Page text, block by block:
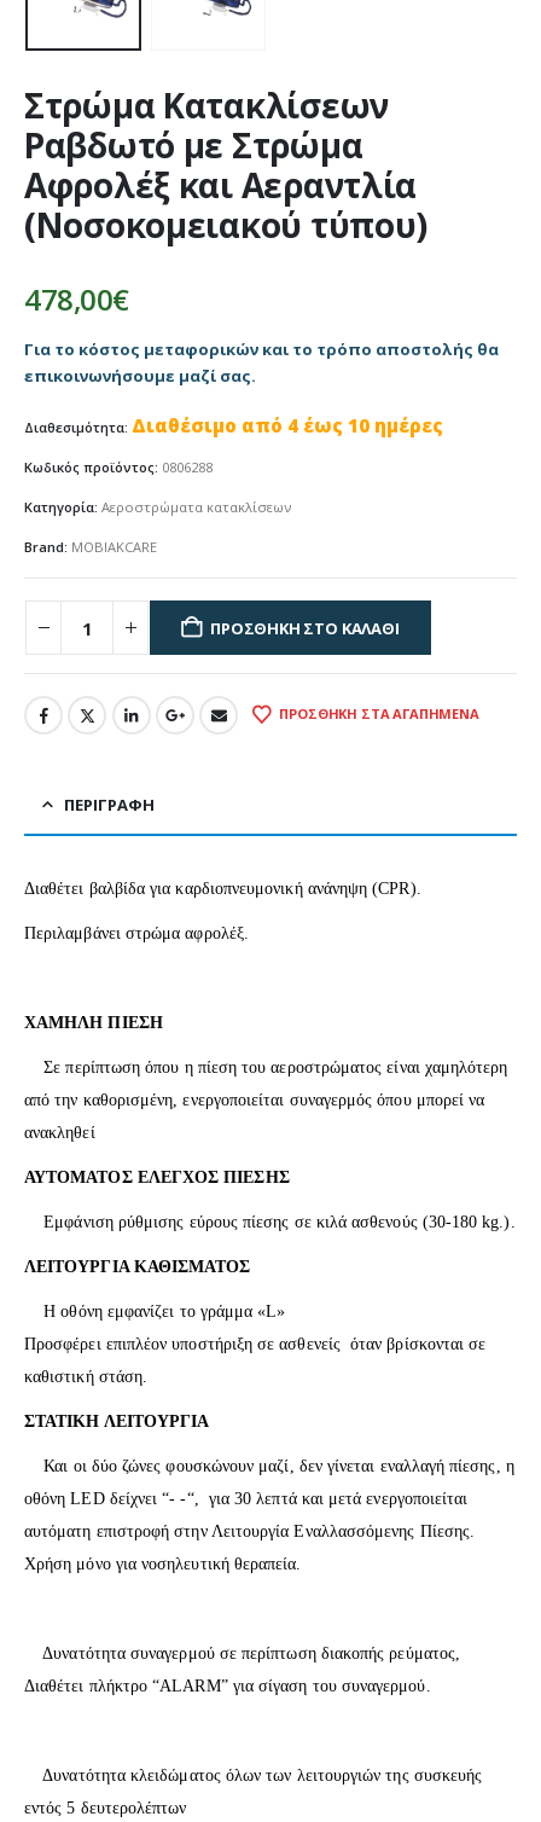
Στρώμα Κατακλίσεων
Ραβδωτό με Στρώμα
Αφρολέξ και Αεραντλία
(Νοσοκομειακού τύπου)
478,00€
Για το κόστος μεταφορικών και το τρόπο αποστολής θα
επικοινωνήσουμε μαζί σας.
Διαθεσιμότητα: Διαθέσιμο από 4 έως 10 ημέρες
Κωδικός προϊόντος: 0806288
Κατηγορία: Αεροστρώματα κατακλίσεων
Brand: MOBIAKCARE
ΠΡΟΣΘΉΚΗ ΣΤΟ ΚΑΛΆΘΙ
ΠΡΟΣΘΉΚΗ ΣΤΑ ΑΓΑΠΗΜΈΝΑ
ΠΕΡΙΓΡΑΦΉ
Διαθέτει βαλβίδα για καρδιοπνευμονική ανάνηψη (CPR).
Περιλαμβάνει στρώμα αφρολέξ.
ΧΑΜΗΛΗ ΠΙΕΣΗ
Σε περίπτωση όπου η πίεση του αεροστρώματος είναι χαμηλότερη
από την καθορισμένη, ενεργοποιείται συναγερμός όπου μπορεί να
ανακληθεί
ΑΥΤΟΜΑΤΟΣ ΕΛΕΓΧΟΣ ΠΙΕΣΗΣ
Εμφάνιση ρύθμισης εύρους πίεσης σε κιλά ασθενούς (30-180 kg.).
ΛΕΙΤΟΥΡΓΙΑ ΚΑΘΙΣΜΑΤΟΣ
Η οθόνη εμφανίζει το γράμμα «L»
Προσφέρει επιπλέον υποστήριξη σε ασθενείς όταν βρίσκονται σε
καθιστική στάση.
ΣΤΑΤΙΚΗ ΛΕΙΤΟΥΡΓΙΑ
Και οι δύο ζώνες φουσκώνουν μαζί, δεν γίνεται εναλλαγή πίεσης, η
οθόνη LED δείχνει “- -“, για 30 λεπτά και μετά ενεργοποιείται
αυτόματη επιστροφή στην Λειτουργία Εναλλασσόμενης Πίεσης.
Χρήση μόνο για νοσηλευτική θεραπεία.
Δυνατότητα συναγερμού σε περίπτωση διακοπής ρεύματος,
Διαθέτει πλήκτρο “ALARM” για σίγαση του συναγερμού.
Δυνατότητα κλειδώματος όλων των λειτουργιών της συσκευής
εντός 5 δευτερολέπτων